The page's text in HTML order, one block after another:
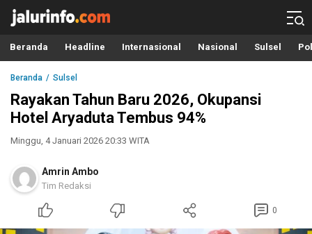
Info Terbaru, Berita Terkini Hari Ini, Jalurinfo.com
Terkini, Akurat dan Terpercaya
Beranda Headline Internasional Nasional Sulsel
Beranda Sulsel
Rayakan Tahun Baru 2026, Okupansi
Hotel Aryaduta Tembus 94%
Minggu, 4 Januari 2026 20:33 WITA
Amrin Ambo
Tim Redaksi
0